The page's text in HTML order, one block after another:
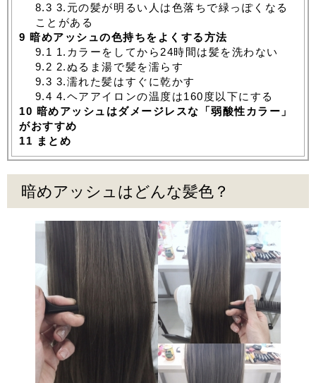
8.3 3.元の髪が明るい人は色落ちで緑っぽくなる
ことがある
9 暗めアッシュの色持ちをよくする方法
9.1 1.カラーをしてから24時間は髪を洗わない
9.2 2.ぬるま湯で髪を濡らす
9.3 3.濡れた髪はすぐに乾かす
9.4 4.ヘアアイロンの温度は160度以下にする
10 暗めアッシュはダメージレスな「弱酸性カラー」
がおすすめ
11 まとめ
暗めアッシュはどんな髪色？